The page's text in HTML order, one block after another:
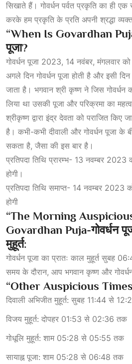
सिखाते हैं। गोवर्धन पर्वत प्रकृति का ही
करके हम प्रकृति के प्रति अपनी श्रद्धा
“When Is Govardhan
पूजा?
गोवर्धन पूजा 2023, 14 नवंबर, मंगलवार को
अगले दिन गोवर्धन पूजा होती है और इसी
जाता है। भगवान श्री कृष्ण ने जिस गोवर्धन
लिया था उसकी पूजा और परिक्रमा का
श्रीकृष्ण द्वारा इंद्र देवता को पराजित किए
है। कभी-कभी दीवाली और गोवर्धन पूजा के
सकता है, जैसा की इस बार है।
प्रतिपदा तिथि प्रारम्भ- 13 नवम्बर
होगी।
प्रतिपदा तिथि समाप्त- 14 नवम्बर 2023
होगी
“The Morning
Govardhan Puja-गोवर्धन
मुहूर्त:
गोवर्धन पूजा का प्रातः काल मुहूर्त सुबह
समय के दौरान, आप भगवान कृष्ण और
“Other Auspicious
दिवाली अभिजीत मुहूर्त: सुबह 11:44 से
विजय मुहूर्त: दोपहर 01:53 से 02:36 तक
गोधूलि मुहूर्त: शाम 05:28 से 05:55 तक
सायाह्न पूजा: शाम 05:28 से 06:48 तक